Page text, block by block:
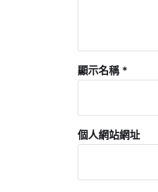
顯示名稱 *
個人網站網址